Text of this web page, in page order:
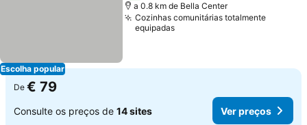
Escolha popular
a 0.8 km de Bella Center
Cozinhas comunitárias totalmente
equipadas
De € 79
Consulte os preços de 14 sites Ver preços